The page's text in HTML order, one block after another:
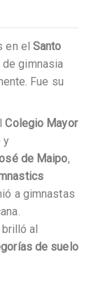
en el Santo
gimnasia
Fue su
Colegio Mayor
y
de Maipo,
a gimnastas
al
de suelo